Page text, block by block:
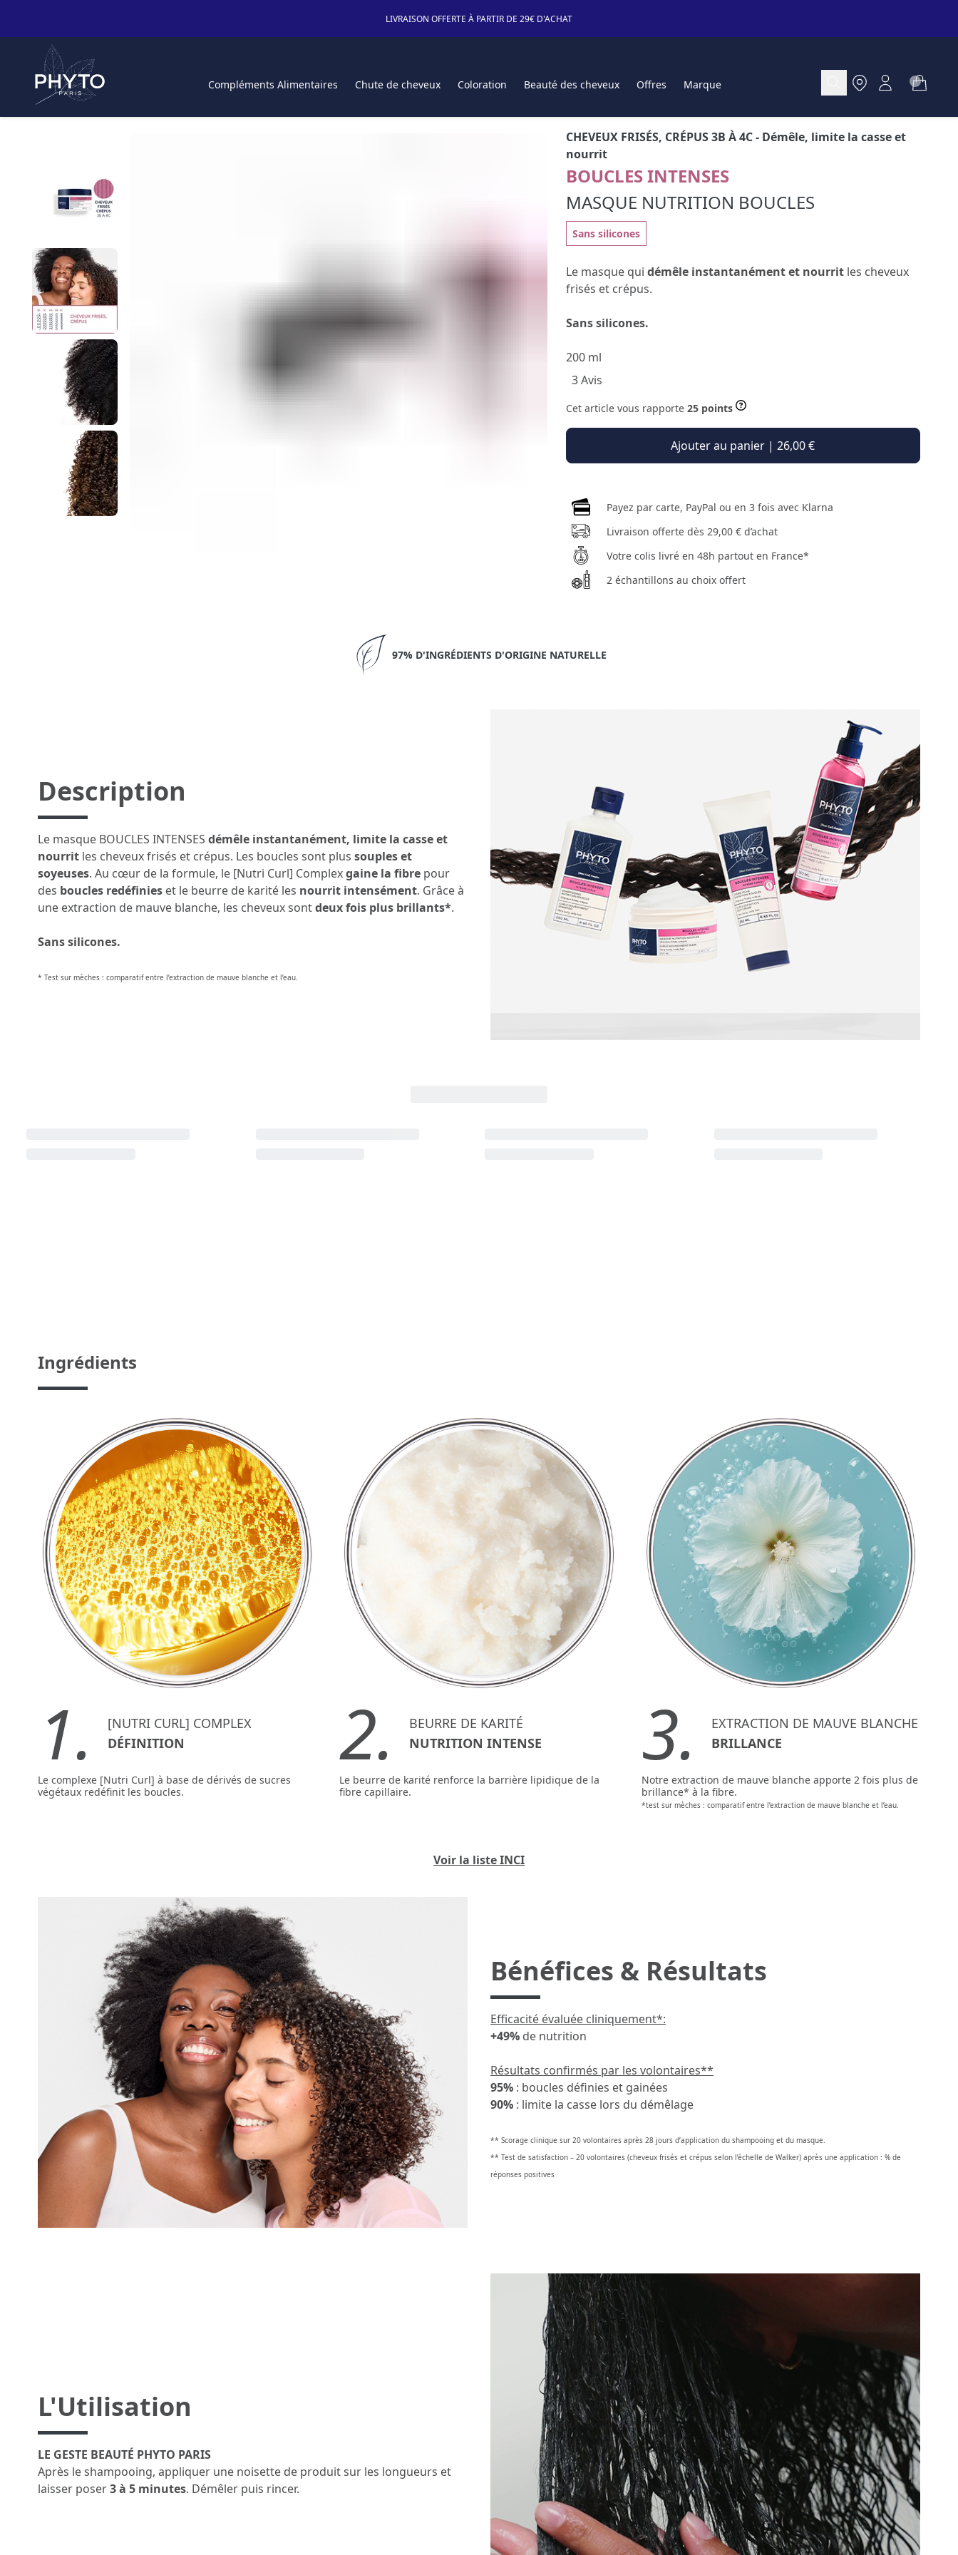
LIVRAISON OFFERTE À PARTIR DE 29€ D'ACHAT
Compléments Alimentaires Chute de cheveux Coloration Beauté des cheveux Offres Marque
CHEVEUX FRISÉS, CRÉPUS 3B À 4C- Démêle, limite la casse et
nourrit
BOUCLES INTENSES
MASQUE NUTRITION BOUCLES
Sans silicones
Le masque qui démêle instantanément et nourritles cheveux
frisés et crépus.
Sans silicones.
200 ml
3 Avis
Cet article vous rapporte 25 points
Ajouter au panier | 26,00 €
Payez par carte, PayPal ou en 3 fois avec Klarna
Livraison offerte dès 29,00 € d’achat
Votre colis livré en 48h partout en France*
2 échantillons au choix offert
97% D'INGRÉDIENTS D'ORIGINE NATURELLE
Description
Le masque BOUCLES INTENSES démêle instantanément, limite la casse et
nourrit les cheveux frisés et crépus. Les boucles sont plus souples et
soyeuses. Au cœur de la formule, le [Nutri Curl] Complexgaine la fibre pour
des boucles redéfinies et le beurre de karité les nourrit intensément. Grâce à
une extraction de mauve blanche, les cheveux sontdeux fois plus brillants*.
Sans silicones.
* Test sur mèches : comparatif entre l’extraction de mauve blanche et l’eau.
Ingrédients
1.
[NUTRI CURL] COMPLEX
DÉFINITION
Le complexe [Nutri Curl] à base de dérivés de sucres
végétaux redéfinit les boucles.
2.
BEURRE DE KARITÉ
NUTRITION INTENSE
Le beurre de karité renforce la barrière lipidique de la
fibre capillaire.
3.
EXTRACTION DE MAUVE BLANCHE
BRILLANCE
Notre extraction de mauve blanche apporte 2 fois plus de
brillance* à la fibre.
*test sur mèches : comparatif entre l’extraction de mauve blanche et l’eau.
Voir la liste INCI
Bénéfices & Résultats
Efficacité évaluée cliniquement*:
+49% de nutrition
Résultats confirmés par les volontaires**
95% : boucles définies et gainées
90% : limite la casse lors du démêlage
** Scorage clinique sur 20 volontaires après 28 jours d’application du shampooing et du masque.
** Test de satisfaction – 20 volontaires (cheveux frisés et crépus selon l’échelle de Walker) après une application : % de
réponses positives
L'Utilisation
LE GESTE BEAUTÉ PHYTO PARIS
Après le shampooing, appliquer une noisette de produit sur les longueurs et
laisser poser3 à 5 minutes. Démêler puis rincer.